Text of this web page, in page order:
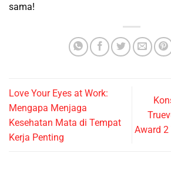
sama!
Love Your Eyes at Work:
Mengapa Menjaga
Kesehatan Mata di Tempat
Kerja Penting
Award